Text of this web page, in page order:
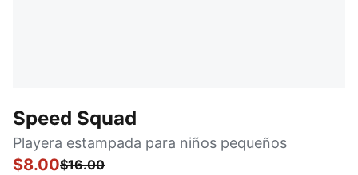
Speed Squad
Playera estampada para niños pequeños
$8.00$16.00